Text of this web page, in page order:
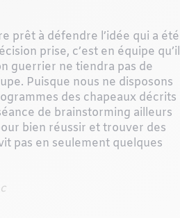
prêt à défendre l’idée qui a été
prise, c’est en équipe qu’il
guerrier ne tiendra pas de
Puisque nous ne disposons
des chapeaux décrits
de brainstorming ailleurs
bien réussir et trouver des
pas en seulement quelques